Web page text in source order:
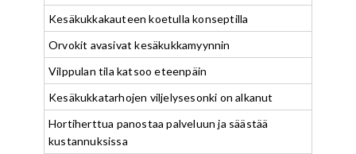
Kesäkukkakauteen koetulla konseptilla
Orvokit avasivat kesäkukkamyynnin
Vilppulan tila katsoo eteenpäin
Kesäkukkatarhojen viljelysesonki on alkanut
Hortiherttua panostaa palveluun ja säästää
kustannuksissa